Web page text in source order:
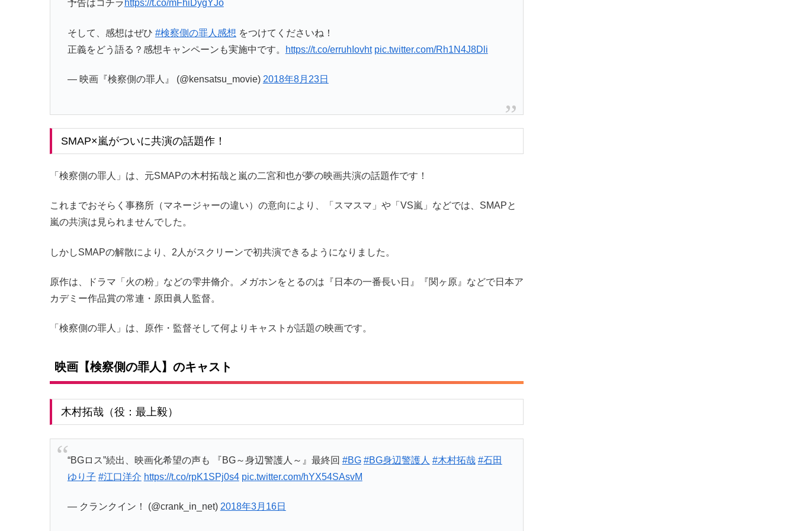
予告はコチラ https://t.co/mFhiDygYJo
そして、感想はぜひ #検察側の罪人感想 をつけてくださいね！
正義をどう語る？感想キャンペーンも実施中です。
https://t.co/erruhIovht pic.twitter.com/Rh1N4J8Dli
— 映画『検察側の罪人』 (@kensatsu_movie) 2018年8月23日
SMAP×嵐がついに共演の話題作！
「検察側の罪人」は、元SMAPの木村拓哉と嵐の二宮和也が夢の映画共演の話題作です！
これまでおそらく事務所（マネージャーの違い）の意向により、「スマスマ」や「VS嵐」などでは、SMAPと
嵐の共演は見られませんでした。
しかしSMAPの解散により、2人がスクリーンで初共演できるようになりました。
原作は、ドラマ「火の粉」などの雫井脩介。メガホンをとるのは『日本の一番長い日』『関ヶ原』などで日本ア
カデミー作品賞の常連・原田眞人監督。
「検察側の罪人」は、原作・監督そして何よりキャストが話題の映画です。
映画【検察側の罪人】のキャスト
木村拓哉（役：最上毅）
“BGロス”続出、映画化希望の声も 『BG～身辺警護人～』最終回 #BG #BG身辺警護人 #木村拓哉 #石田
ゆり子 #江口洋介 https://t.co/rpK1SPj0s4 pic.twitter.com/hYX54SAsvM
— クランクイン！ (@crank_in_net) 2018年3月16日